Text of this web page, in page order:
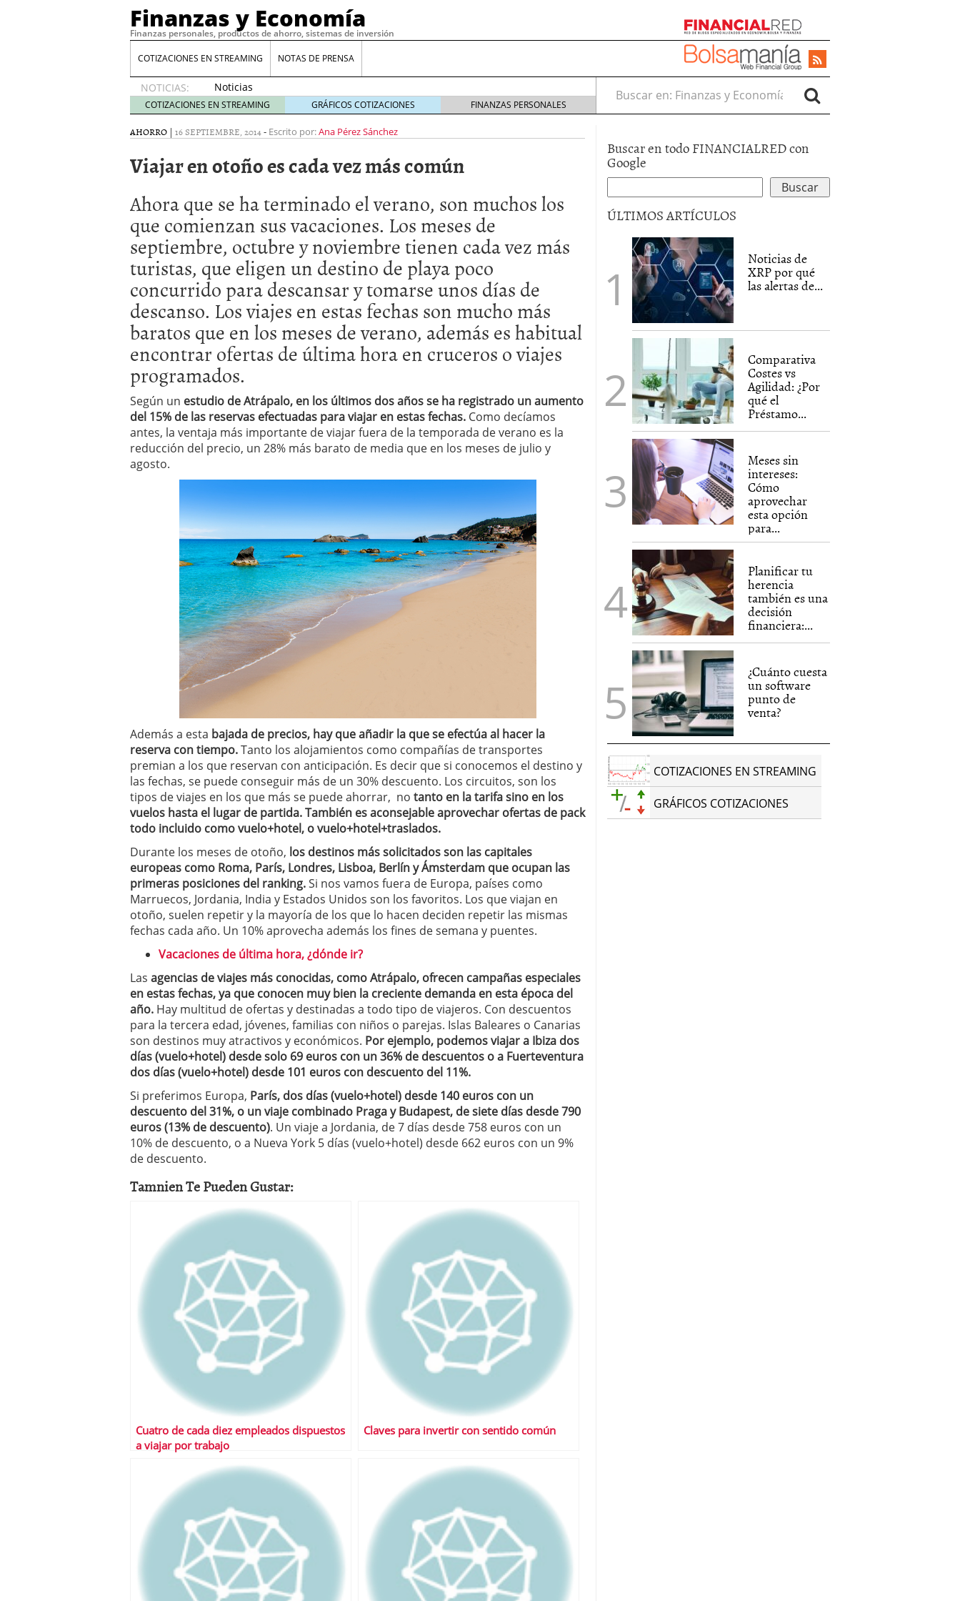
Finanzas y Economía
Finanzas personales, productos de ahorro, sistemas de inversión
COTIZACIONES EN STREAMING NOTAS DE PRENSA
NOTICIAS:
Noticias
de XRP
por qué
las
de
whales
llegar
tarde 16
de abril
de 2026
Comparativa Costes vs Agilidad: ¿Por qué el Préstamo Promotor privado
acelera la rentabilidad? 12 de diciembre de 2025
Meses sin intereses: Cómo aprovechar esta opción para gestionar tus
compras 24 de noviembre de 2025
Planificar tu herencia también es una decisión financiera: cómo anticiparte
a los costes 21 de noviembre de 2025
¿Cuánto cuesta un software punto de venta? 3 de octubre de 2025
COTIZACIONES EN STREAMING GRÁFICOS COTIZACIONES FINANZAS PERSONALES
Buscar en:
AHORRO | 16 SEPTIEMBRE, 2014- Escrito por:Ana Pérez Sánchez
Viajar en otoño es cada vez más común
Ahora que se ha terminado el verano, son muchos los
que comienzan sus vacaciones. Los meses de
septiembre, octubre y noviembre tienen cada vez más
turistas, que eligen un destino de playa poco
concurrido para descansar y tomarse unos días de
descanso. Los viajes en estas fechas son mucho más
baratos que en los meses de verano, además es habitual
encontrar ofertas de última hora en cruceros o viajes
programados.
Según un estudio de Atrápalo, en los últimos dos años se ha registrado un aumento
del 15% de las reservas efectuadas para viajar en estas fechas. Como decíamos
antes, la ventaja más importante de viajar fuera de la temporada de verano es la
reducción del precio, un 28% más barato de media que en los meses de julio y
agosto.
Además a esta bajada de precios, hay que añadir la que se efectúa al hacer la
reserva con tiempo.Tanto los alojamientos como compañías de transportes
premian a los que reservan con anticipación. Es decir que si conocemos el destino y
las fechas, se puede conseguir más de un 30% descuento. Los circuitos, son los
tipos de viajes en los que más se puede ahorrar, no tanto en la tarifa sino en los
vuelos hasta el lugar de partida. También es aconsejable aprovechar ofertas de pack
todo incluido como vuelo+hotel, o vuelo+hotel+traslados.
Durante los meses de otoño, los destinos más solicitados son las capitales
europeas como Roma, París, Londres, Lisboa, Berlín y Ámsterdam que ocupan las
primeras posiciones del ranking.Si nos vamos fuera de Europa, países como
Marruecos, Jordania, India y Estados Unidos son los favoritos. Los que viajan en
otoño, suelen repetir y la mayoría de los que lo hacen deciden repetir las mismas
fechas cada año. Un 10% aprovecha además los fines de semana y puentes.
Vacaciones de última hora, ¿dónde ir?
Las agencias de viajes más conocidas, como Atrápalo, ofrecen campañas especiales
en estas fechas, ya que conocen muy bien la creciente demanda en esta época del
año. Hay multitud de ofertas y destinadas a todo tipo de viajeros. Con descuentos
para la tercera edad, jóvenes, familias con niños o parejas. Islas Baleares o Canarias
son destinos muy atractivos y económicos. Por ejemplo, podemos viajar a Ibiza dos
días (vuelo+hotel) desde solo 69 euros con un 36% de descuentos o a Fuerteventura
dos días (vuelo+hotel) desde 101 euros con descuento del 11%.
Si preferimos Europa, París, dos días (vuelo+hotel) desde 140 euros con un
descuento del 31%, o un viaje combinado Praga y Budapest, de siete días desde 790
euros (13% de descuento). Un viaje a Jordania, de 7 días desde 758 euros con un
10% de descuento, o a Nueva York 5 días (vuelo+hotel) desde 662 euros con un 9%
de descuento.
Tamnien Te Pueden Gustar:
Cuatro de cada diez empleados dispuestos
a viajar por trabajo
Claves para invertir con sentido común
Buscar en todo FINANCIALRED con
Google
ÚLTIMOS ARTÍCULOS
Noticias de
XRP por qué
las alertas de...
Comparativa
Costes vs
Agilidad: ¿Por
qué el
Préstamo...
Meses sin
intereses:
Cómo
aprovechar
esta opción
para...
Planificar tu
herencia
también es una
decisión
financiera:...
¿Cuánto cuesta
un software
punto de
venta?
COTIZACIONES EN STREAMING
GRÁFICOS COTIZACIONES